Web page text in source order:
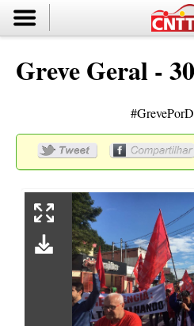
Greve Geral -